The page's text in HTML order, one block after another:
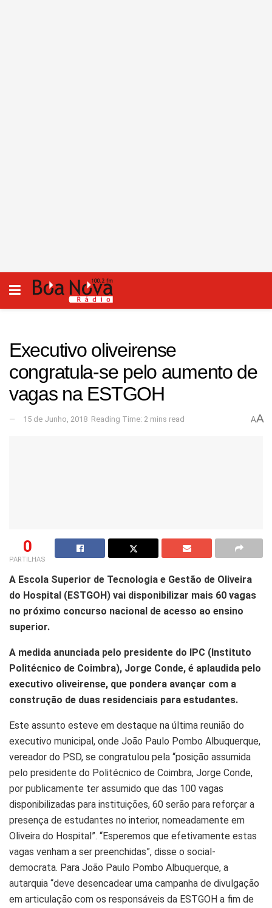
Executivo oliveirense
congratula-se pelo aumento de
vagas na ESTGOH
15 de Junho, 2018 Reading Time: 2 mins read AA
0
PARTILHAS
A Escola Superior de Tecnologia e Gestão de Oliveira
do Hospital (ESTGOH) vai disponibilizar mais 60 vagas
no próximo concurso nacional de acesso ao ensino
superior.
A medida anunciada pelo presidente do IPC (Instituto
Politécnico de Coimbra), Jorge Conde, é aplaudida pelo
executivo oliveirense, que pondera avançar com a
construção de duas residenciais para estudantes.
Este assunto esteve em destaque na última reunião do
executivo municipal, onde João Paulo Pombo Albuquerque,
vereador do PSD, se congratulou pela “posição assumida
pelo presidente do Politécnico de Coimbra, Jorge Conde,
por publicamente ter assumido que das 100 vagas
disponibilizadas para instituições, 60 serão para reforçar a
presença de estudantes no interior, nomeadamente em
Oliveira do Hospital”. “Esperemos que efetivamente estas
vagas venham a ser preenchidas”, disse o social-
democrata. Para João Paulo Pombo Albuquerque, a
autarquia “deve desencadear uma campanha de divulgação
em articulação com os responsáveis da ESTGOH a fim de